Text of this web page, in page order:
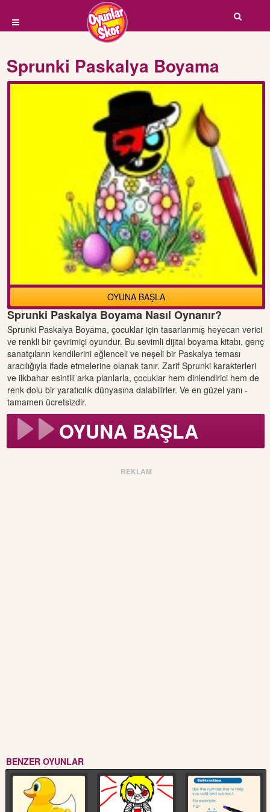
Sprunki Paskalya Boyama
OYUNA BAŞLA
Sprunki Paskalya Boyama Nasıl Oynanır?
Sprunki Paskalya Boyama, çocuklar için tasarlanmış heyecan verici
ve renkli bir çevrimiçi oyundur. Bu sevimli dijital boyama kitabı, genç
sanatçıların kendilerini eğlenceli ve neşeli bir Paskalya teması
aracılığıyla ifade etmelerine olanak tanır. Zarif Sprunki karakterleri
ve ilkbahar esintili arka planlarla, çocuklar hem dinlendirici hem de
renk dolu bir yaratıcılık dünyasına dalabilirler. Ve en güzel yanı -
tamamen ücretsizdir.
OYUNA BAŞLA
REKLAM
BENZER OYUNLAR